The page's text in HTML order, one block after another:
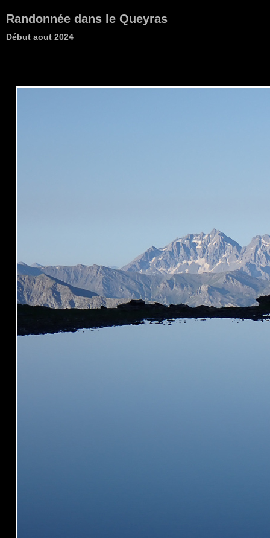
Randonnée dans le Queyras
Début aout 2024